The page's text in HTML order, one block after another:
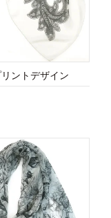
ントデザイン